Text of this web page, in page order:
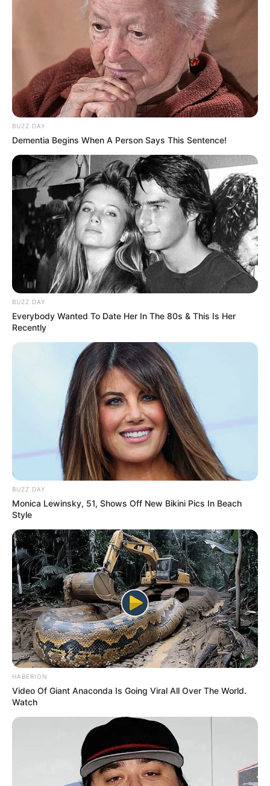
TAGS
ΧΑΛΚΙΔΑ ΝΕΑ
BUZZ DAY
Dementia Begins When A Person Says This Sentence!
BUZZ DAY
Everybody Wanted To Date Her In The 80s & This Is Her
Recently
BUZZ DAY
Monica Lewinsky, 51, Shows Off New Bikini Pics In Beach
Style
HABERION
Video Of Giant Anaconda Is Going Viral All Over The World.
Watch